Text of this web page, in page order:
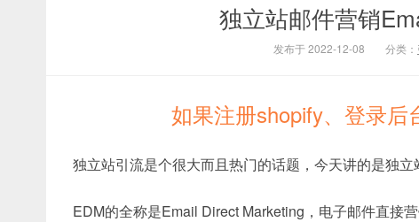
独立站邮件营销
发布于 2022-12-08 分类：
如果注册shopify、登录后
独立站引流是个很大而且热门的话题，今天讲的是独立
EDM的全称是Email Direct Marketing，电子邮件直接